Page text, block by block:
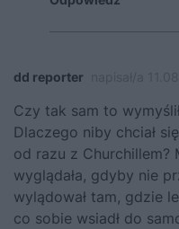
dd reporter
Czy tak sam to
Dlaczego niby chciał
od razu z Churchillem?
wyglądała, gdyby nie
wylądował tam, gdzie
co sobie wsiadł do